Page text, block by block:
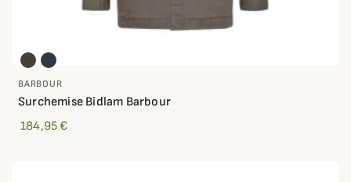
BARBOUR
Surchemise Bidlam Barbour
184,95 €